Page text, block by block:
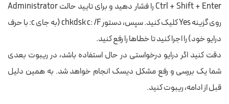
Ctrl + Shift + Enter را فشار دهید و برای تایید حالت Administrator
روی گزینه Yes کلیک کنید. سپس، دستور chkdsk c: /F (به جای c: با حرف
درایو خود) را اجرا کنید تا خطاها را رفع کنید.
دقت کنید اگر درایو درخواستی در حال استفاده باشد، در ریبوت بعدی
شما یک بررسی و رفع مشکل دیسک انجام خواهد شد. به همین دلیل
قبل از ادامه، ریبوت کنید.